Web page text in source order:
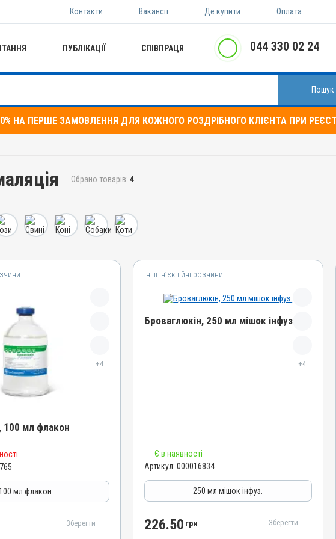
Контакти Вакансії Де купити Оплата
ПУБЛІКАЦІЇ СПІВПРАЦЯ 044 330 02 24
Пошук
НА ПЕРШЕ ЗАМОВЛЕННЯ ДЛЯ КОЖНОГО РОЗДРІБНОГО КЛІЄНТА ПРИ
Обрано товарів: 4
100 мл флакон
+4
мл флакон
Зберегти
Інші ін’єкційні розчини
Броваглюкін, 250 мл мішок інфуз.
+4
АВ-01651-01-10
Інші ін’єкційні розчини, Вітамінно-мінеральні
Розчин
Є в наявності
Артикул: 000016834
250 мл мішок інфуз.
226.50 грн Зберегти